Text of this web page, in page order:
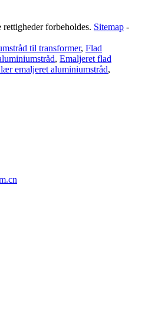
forbeholdes. Sitemap -
til transformer, Flad
, Emaljeret flad
emaljeret aluminiumstråd,